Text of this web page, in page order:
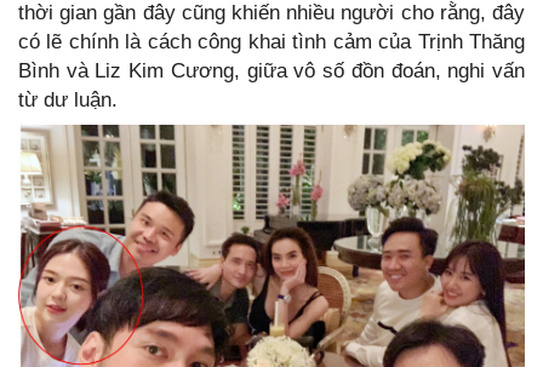
thời gian gần đây cũng khiến nhiều người cho rằng, đây
có lẽ chính là cách công khai tình cảm của Trịnh Thăng
Bình và Liz Kim Cương, giữa vô số đồn đoán, nghi vấn
từ dư luận.